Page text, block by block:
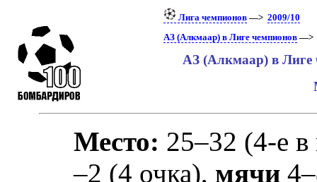
Лига чемпионов—> 2009/10
АЗ (Алкмаар) в Лиге чемпионов—>
АЗ (Алкмаар) в
Место: 25–32 (4-е
–2 (4 очка), мячи